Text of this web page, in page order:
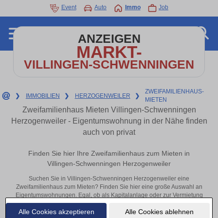
Alle Cookies akzeptieren Alle Cookies ablehnen
Event Auto Immo Job
ANZEIGEN
MARKT-
VILLINGEN-SCHWENNINGEN
❯ IMMOBILIEN ❯ HERZOGENWEILER ❯
ZWEIFAMILIENHAUS-
MIETEN
Zweifamilienhaus Mieten Villingen-Schwenningen
Herzogenweiler - Eigentumswohnung in der Nähe finden
auch von privat
Finden Sie hier Ihre Zweifamilienhaus zum Mieten in
Villingen-Schwenningen Herzogenweiler
Suchen Sie in Villingen-Schwenningen Herzogenweiler eine
Zweifamilienhaus zum Mieten? Finden Sie hier eine große Auswahl an
Eigentumswohnungen. Egal, ob als Kapitalanlage oder zur Vermietung
– hier finden Sie Ihre Immobilie in Villingen-Schwenningen
Herzogenweiler oder in der Nähe.